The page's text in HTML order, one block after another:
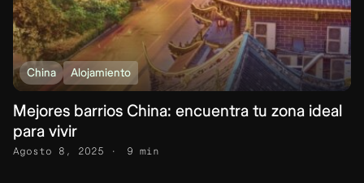
China Alojamiento
Mejores barrios China: encuentra tu zona ideal
para vivir
Agosto 8, 2025 9 min